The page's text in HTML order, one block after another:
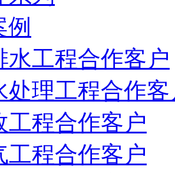
水工程合作客户
处理工程合作客
工程合作客户
工程合作客户